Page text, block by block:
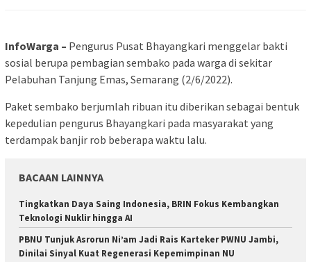
InfoWarga – Pengurus Pusat Bhayangkari menggelar bakti
sosial berupa pembagian sembako pada warga di sekitar
Pelabuhan Tanjung Emas, Semarang (2/6/2022).
Paket sembako berjumlah ribuan itu diberikan sebagai bentuk
kepedulian pengurus Bhayangkari pada masyarakat yang
terdampak banjir rob beberapa waktu lalu.
BACAAN LAINNYA
Tingkatkan Daya Saing Indonesia, BRIN Fokus Kembangkan
Teknologi Nuklir hingga AI
PBNU Tunjuk Asrorun Ni’am Jadi Rais Karteker PWNU Jambi,
Dinilai Sinyal Kuat Regenerasi Kepemimpinan NU